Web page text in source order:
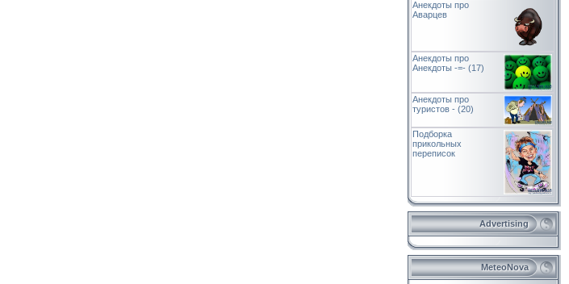
Анекдоты про
Аварцев
Анекдоты про
Анекдоты -=- (17)
Анекдоты про
туристов - (20)
Подборка
прикольных
переписок
Advertising
MeteoNova